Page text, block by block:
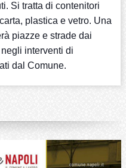
Si tratta di contenitori
plastica e vetro. Una
piazze e strade dai
interventi di
dal Comune.